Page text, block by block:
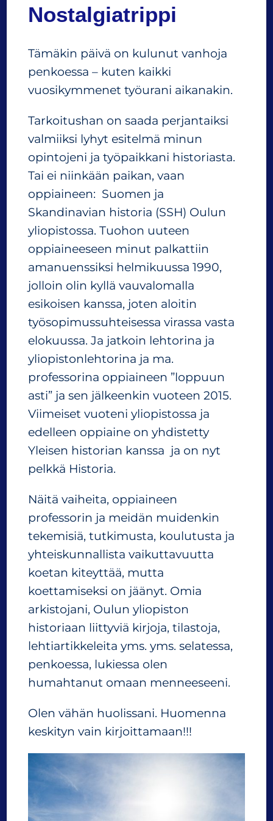
y
ö
u
o
n
v
o
.
I
I
Nostalgiatrippi
Tämäkin päivä on kulunut vanhoja
penkoessa – kuten kaikki
vuosikymmenet työurani aikanakin.
Tarkoitushan on saada perjantaiksi
valmiiksi lyhyt esitelmä minun
opintojeni ja työpaikkani historiasta.
Tai ei niinkään paikan, vaan
oppiaineen: Suomen ja
Skandinavian historia (SSH) Oulun
yliopistossa. Tuohon uuteen
oppiaineeseen minut palkattiin
amanuenssiksi helmikuussa 1990,
jolloin olin kyllä vauvalomalla
esikoisen kanssa, joten aloitin
työsopimussuhteisessa virassa vasta
elokuussa. Ja jatkoin lehtorina ja
yliopistonlehtorina ja ma.
professorina oppiaineen ”loppuun
asti” ja sen jälkeenkin vuoteen 2015.
Viimeiset vuoteni yliopistossa ja
edelleen oppiaine on yhdistetty
Yleisen historian kanssa ja on nyt
pelkkä Historia.
Näitä vaiheita, oppiaineen
professorin ja meidän muidenkin
tekemisiä, tutkimusta, koulutusta ja
yhteiskunnallista vaikuttavuutta
koetan kiteyttää, mutta
koettamiseksi on jäänyt. Omia
arkistojani, Oulun yliopiston
historiaan liittyviä kirjoja, tilastoja,
lehtiartikkeleita yms. yms. selatessa,
penkoessa, lukiessa olen
humahtanut omaan menneeseeni.
Olen vähän huolissani. Huomenna
keskityn vain kirjoittamaan!!!